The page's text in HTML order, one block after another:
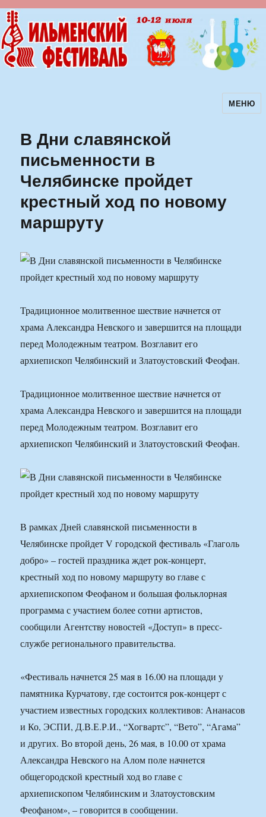
Ильменский фестиваль авторскойМЕНЮ
В Дни славянской
письменности в
Челябинске пройдет
крестный ход по новому
маршруту
Традиционное молитвенное шествие начнется от
храма Александра Невского и завершится на площади
перед Молодежным театром. Возглавит его
архиепископ Челябинский и Златоустовский Феофан.
Традиционное молитвенное шествие начнется от
храма Александра Невского и завершится на площади
перед Молодежным театром. Возглавит его
архиепископ Челябинский и Златоустовский Феофан.
В рамках Дней славянской письменности в
Челябинске пройдет V городской фестиваль «Глаголь
добро» – гостей праздника ждет рок-концерт,
крестный ход по новому маршруту во главе с
архиепископом Феофаном и большая фольклорная
программа с участием более сотни артистов,
сообщили Агентству новостей «Доступ» в пресс-
службе регионального правительства.
«Фестиваль начнется 25 мая в 16.00 на площади у
памятника Курчатову, где состоится рок-концерт с
участием известных городских коллективов: Ананасов
и Ко, ЭСПИ, Д.В.Е.Р.И., “Хогвартс”, “Вето”, “Агама”
и других. Во второй день, 26 мая, в 10.00 от храма
Александра Невского на Алом поле начнется
общегородской крестный ход во главе с
архиепископом Челябинским и Златоустовским
Феофаном», – говорится в сообщении.